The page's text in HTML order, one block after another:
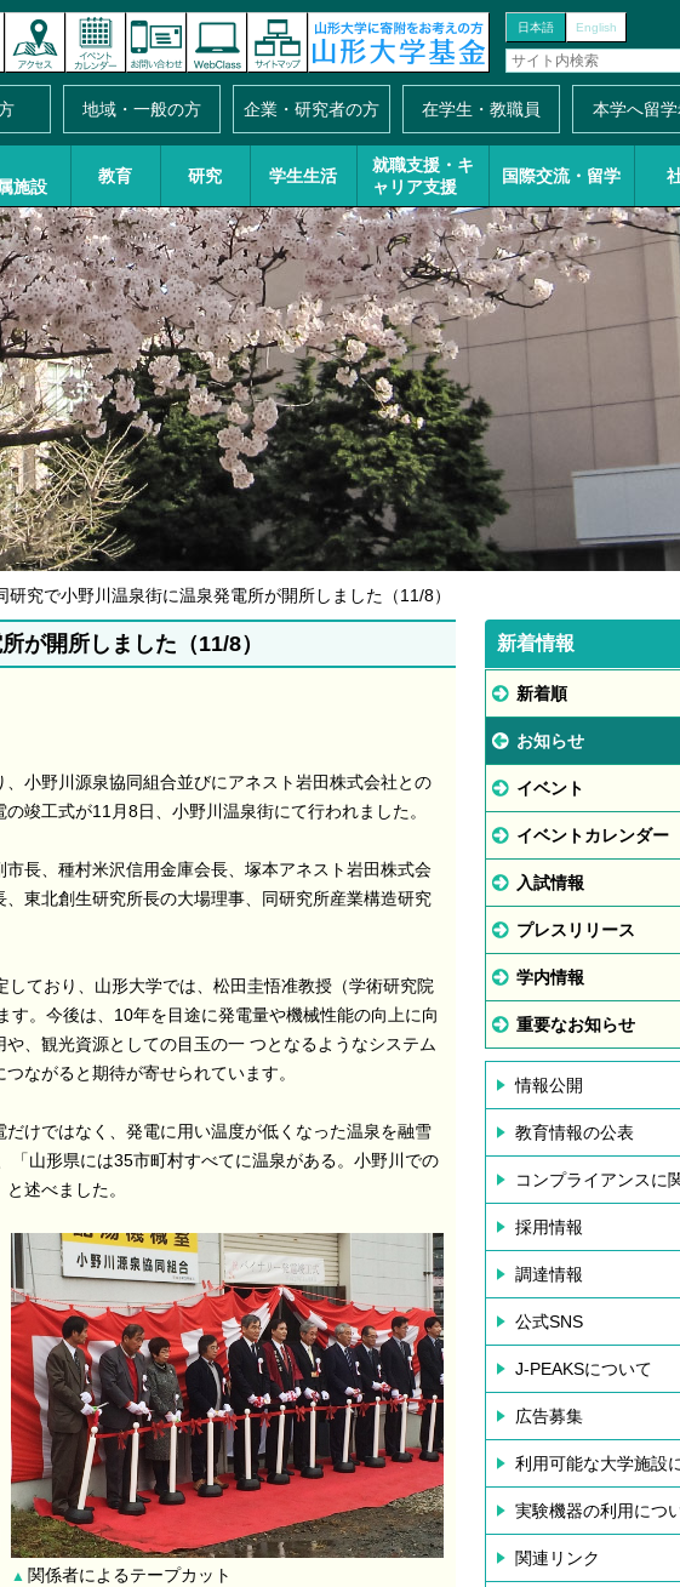
日本語 English
地域・一般の方 企業・研究者の方 在学生・教職員 本学へ留
施設
教育 研究 学生生活
就職支援・ キ
ャリア支援
国際交流・留学
究で小野川温泉街に温泉発電所が開所しました（11/8）
が開所しました（11/8）
小野川源泉協同組合並びにアネスト岩田株式会社との
竣工式が11月8日、小野川温泉街にて行われました。
長、種村米沢信用金庫会長、塚本アネスト岩田株式会
東北創生研究所長の大場理事、同研究所産業構造研究
ており、山形大学では、松田圭悟准教授（学術研究院
す。今後は、10年を目途に発電量や機械性能の向上に向
、観光資源としての目玉の一 つとなるようなシステム
ながると期待が寄せられています。
けではなく、発電に用い温度が低くなった温泉を融雪
山形県には35市町村すべてに温泉がある。小野川での
述べました。
▲ 関係者によるテープカット
新着情報
新着順
お知らせ
イベント
イベントカレンダー
入試情報
プレスリリース
学内情報
重要なお知らせ
情報公開
教育情報の公表
コンプライアンスに
採用情報
調達情報
公式SNS
J-PEAKSについて
広告募集
利用可能な大学施設
実験機器の利用につ
関連リンク